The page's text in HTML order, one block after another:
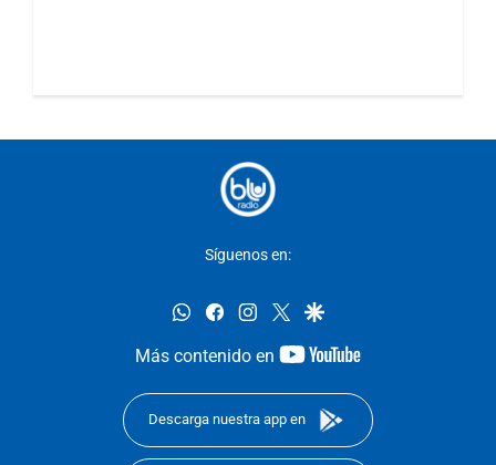
Síguenos en:
whatsappfacebookinstagram
twittergoogle
Más contenido en
youtube-
Descarga nuestra app en